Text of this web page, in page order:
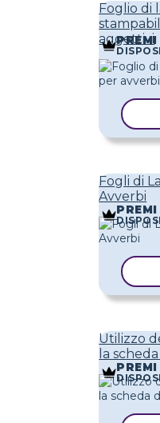
Foglio di
aggettivi
PREMI
Fogli di
Avverbi
PREMI
Utilizzo
la
PREMI